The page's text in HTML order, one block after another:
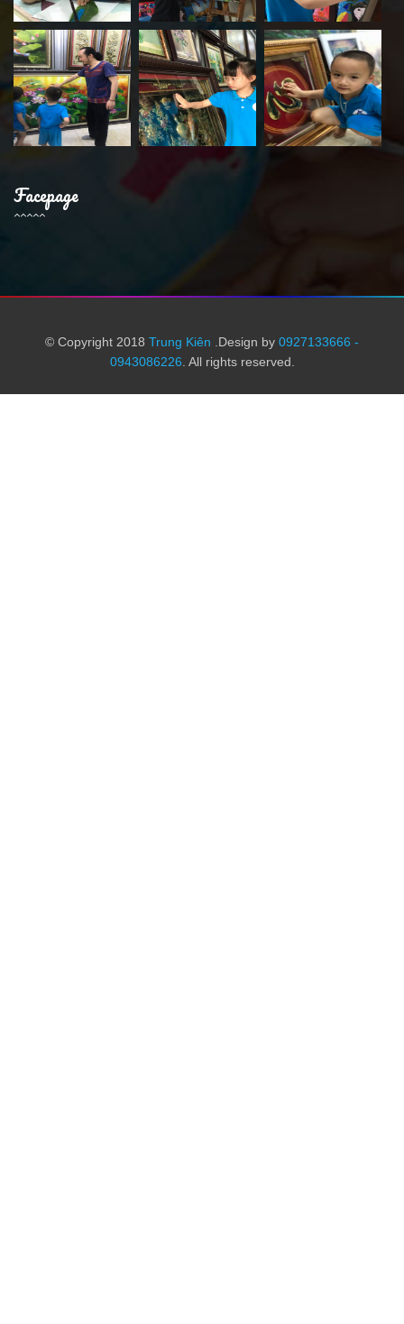
Facepage
© Copyright 2018 Trung Kiên .Design by 0927133666 -
0943086226 . All rights reserved.